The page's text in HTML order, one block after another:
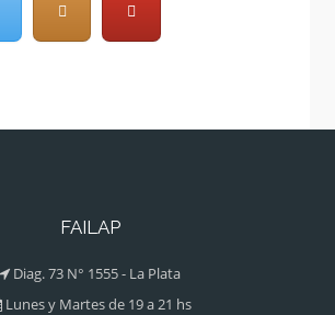
FAILAP
Diag. 73 N° 1555 - La Plata
Lunes y Martes de 19 a 21 hs